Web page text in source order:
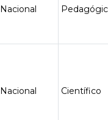
Nacional
Nacional Científico